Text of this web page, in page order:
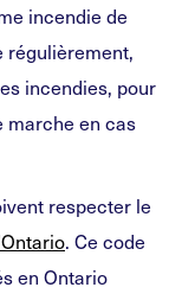
incendie de
régulièrement,
incendies, pour
marche en cas
respecter le
. Ce code
en Ontario